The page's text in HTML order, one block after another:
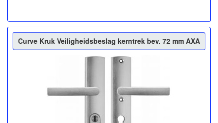
Curve Kruk Veiligheidsbeslag kerntrek bev. 72 mm AXA